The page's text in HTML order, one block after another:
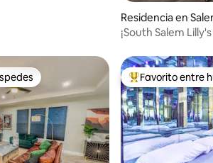
Residencia en
¡South Salem
De los mejores en
Favorito entre